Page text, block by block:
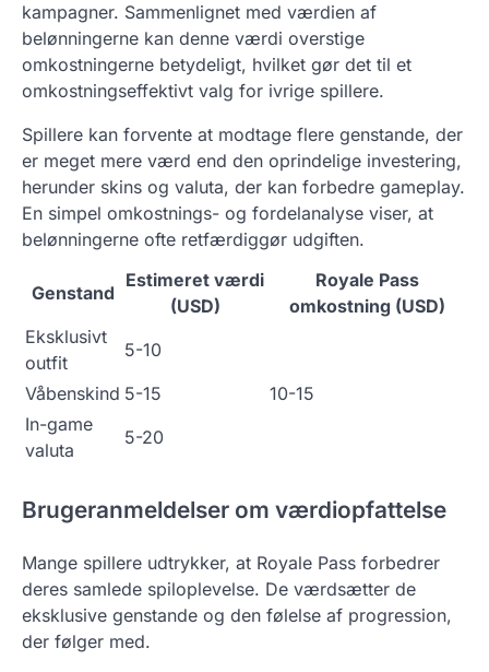
kampagner. Sammenlignet med værdien af
belønningerne kan denne værdi overstige
omkostningerne betydeligt, hvilket gør det til et
omkostningseffektivt valg for ivrige spillere.
Spillere kan forvente at modtage flere genstande, der
er meget mere værd end den oprindelige investering,
herunder skins og valuta, der kan forbedre gameplay.
En simpel omkostnings- og fordelanalyse viser, at
belønningerne ofte retfærdiggør udgiften.
Genstand
Estimeret værdi
(USD)
Royale Pass
omkostning (USD)
Eksklusivt
outfit
5-10
10-15
Våbenskind 5-15
In-game
valuta
5-20
Brugeranmeldelser om værdiopfattelse
Mange spillere udtrykker, at Royale Pass forbedrer
deres samlede spiloplevelse. De værdsætter de
eksklusive genstande og den følelse af progression,
der følger med.